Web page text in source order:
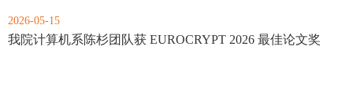
2026-05-15
我院计算机系陈杉团队获 EUROCRYPT 2026 最佳论文奖